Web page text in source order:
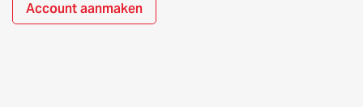
Account aanmaken